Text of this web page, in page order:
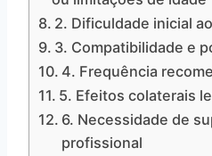
2. Dificuldade inicial
3. Compatibilidade e
4. Frequência
5. Efeitos colaterais
6. Necessidade de
profissional